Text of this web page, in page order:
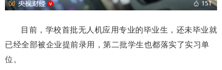
目前，学校首批无人机应用专业的毕业生，还未毕业就
已经全部被企业提前录用，第二批学生也都落实了实习单
位。